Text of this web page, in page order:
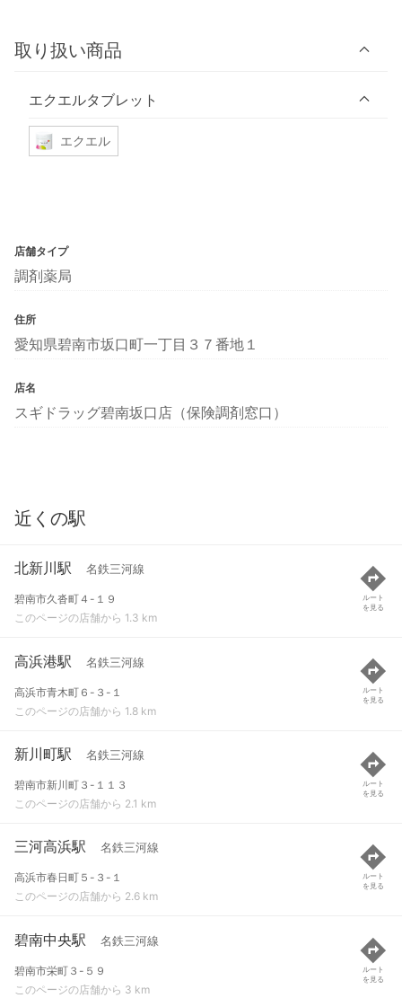
取り扱い商品
エクエルタブレット
エクエル
店舗タイプ
調剤薬局
住所
愛知県碧南市坂口町一丁目３７番地１
店名
スギドラッグ碧南坂口店（保険調剤窓口）
近くの駅
北新川駅 名鉄三河線
碧南市久沓町４-１９
このページの店舗から 1.3 km
ルート
を見る
高浜港駅 名鉄三河線
高浜市青木町６-３-１
このページの店舗から 1.8 km
ルート
を見る
新川町駅 名鉄三河線
碧南市新川町３-１１３
このページの店舗から 2.1 km
ルート
を見る
三河高浜駅 名鉄三河線
高浜市春日町５-３-１
このページの店舗から 2.6 km
ルート
を見る
碧南中央駅 名鉄三河線
碧南市栄町３-５９
このページの店舗から 3 km
ルート
を見る